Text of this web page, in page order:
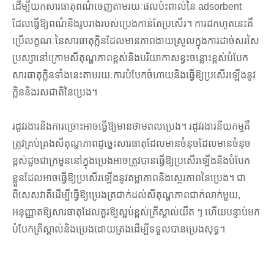
ដើម្បីយកសារធាតុពណ៌ចេញតាមរយៈផលប៉ះពាល់នៃ adsorbent
ដែលធ្វើឱ្យពណ៌និងរូបរាងរបស់ប្រេងកាន់តែប្រសើរ។ ការដកហូតនេះគឺ
ប្រើលក្ខណៈនៃសារធាតុក្លិនដែលមានភាពងាយស្រួលក្នុងការដាច់សរសៃ
ប្រស្សានៅក្រោមសីតុណ្ហភាពខ្ពស់និងបរិយាកាសខ្វះចន្លោះខ្ពស់បំបែក
សារធាតុក្លិនទាំងនេះតាមរយៈការបំបែកចំហាយនិងធ្វើឱ្យប្រសើរឡើងនូវ
ក្លិននិងរសជាតិនៃប្រេង។
រដូវរងារនិងការច្រោះអាចធ្វើឱ្យមានថាមពលប្រេង។ រដូវរងារនីយកម្មគឺ
ត្រូវគ្រប់គ្រងសីតុណ្ហភាពដូច្នេះសារធាតុដែលមានចំនុចដែលមានចំនុច
ខ្ពស់ដូចជាក្រមួននៅក្នុងប្រេងអាចត្រូវបានធ្វើឱ្យប្រសើរឡើងនិងបំបែក
ខ្លួនដែលអាចធ្វើឱ្យប្រសើរឡើងនូវតម្លាភាពនិងស្ថេរភាពនៃប្រេង។ ជា
ពិសេសវាគឺដើម្បីធ្វើឱ្យប្រេងត្រជាក់ដល់សីតុណ្ហភាពជាក់លាក់មួយ,
អនុញ្ញាតឱ្យសារធាតុដែលគួរឱ្យស្អប់ខ្ពស់គ្រីស្តាល់យឺត ៗ ហើយបន្ទាប់មក
បំបែកគ្រីស្តាល់និងប្រេងដោយត្រងដើម្បីទទួលបានប្រេងសុទ្ធ។